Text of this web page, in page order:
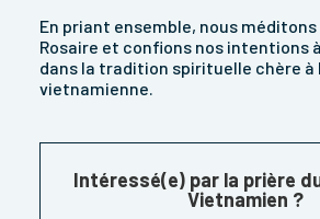
En priant ensemble, nous
Rosaire et confions nos intentions
dans la tradition spirituelle chère à
vietnamienne.
Intéressé(e) par la prière
Vietnamien ?